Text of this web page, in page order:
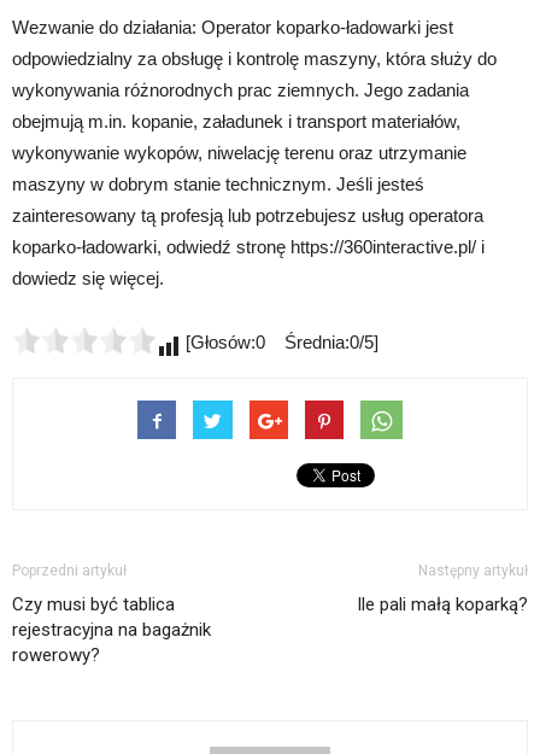
Wezwanie do działania: Operator koparko-ładowarki jest
odpowiedzialny za obsługę i kontrolę maszyny, która służy do
wykonywania różnorodnych prac ziemnych. Jego zadania
obejmują m.in. kopanie, załadunek i transport materiałów,
wykonywanie wykopów, niwelację terenu oraz utrzymanie
maszyny w dobrym stanie technicznym. Jeśli jesteś
zainteresowany tą profesją lub potrzebujesz usług operatora
koparko-ładowarki, odwiedź stronę https://360interactive.pl/ i
dowiedz się więcej.
[Głosów:0 Średnia:0/5]
Poprzedni artykuł
Czy musi być tablica
rejestracyjna na bagażnik
rowerowy?
Następny artykuł
Ile pali małą koparką?